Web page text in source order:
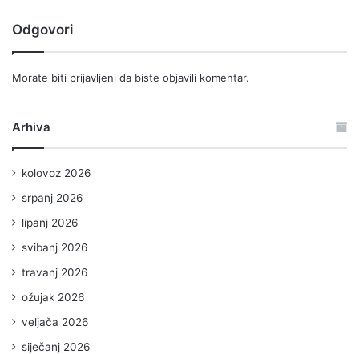
Odgovori
Morate biti prijavljeni da biste objavili komentar.
Arhiva
kolovoz 2026
srpanj 2026
lipanj 2026
svibanj 2026
travanj 2026
ožujak 2026
veljača 2026
siječanj 2026